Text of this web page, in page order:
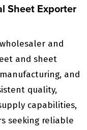
Sheet Exporter
and
and sheet
and
quality,
capabilities,
seeking reliable